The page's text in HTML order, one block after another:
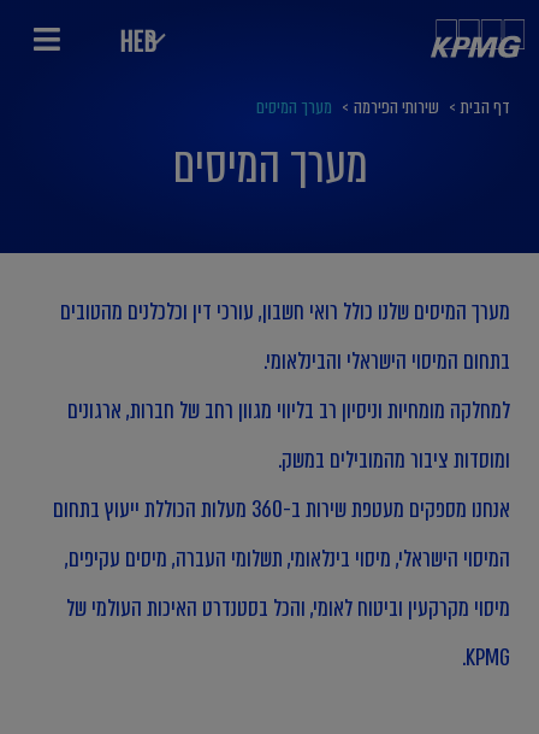
HEB
דף הבית > שירותי הפירמה > מערך המיסים
מערך המיסים
מערך המיסים שלנו כולל רואי חשבון, עורכי דין וכלכלנים מהטובים
בתחום המיסוי הישראלי והבינלאומי.
למחלקה מומחיות וניסיון רב בליווי מגוון רחב של חברות, ארגונים
ומוסדות ציבור מהמובילים במשק.
אנחנו מספקים מעטפת שירות ב-360 מעלות הכוללת ייעוץ בתחום
המיסוי הישראלי, מיסוי בינלאומי, תשלומי העברה, מיסים עקיפים,
מיסוי מקרקעין וביטוח לאומי, והכל בסטנדרט האיכות העולמי של
KPMG.